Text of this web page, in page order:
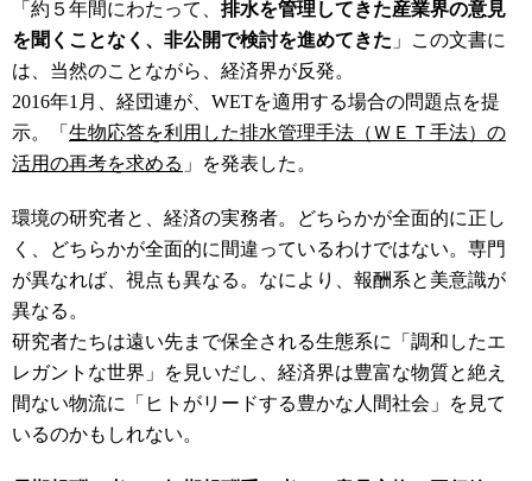
「約５年間にわたって、 排水を管理してきた産業界の意見
を聞くことなく、非公開で検討を進めてきた 」この文書に
は、当然のことながら、経済界が反発。
2016年1月、経団連が、WETを適用する場合の問題点を提
示。「 生物応答を利用した排水管理手法（ＷＥＴ手法）の
活用の再考を求める 」を発表した。
環境の研究者と、経済の実務者。どちらかが全面的に正し
く、どちらかが全面的に間違っているわけではない。専門
が異なれば、視点も異なる。なにより、報酬系と美意識が
異なる。
研究者たちは遠い先まで保全される生態系に「調和したエ
レガントな世界」を見いだし、経済界は豊富な物質と絶え
間ない物流に「ヒトがリードする豊かな人間社会」を見て
いるのかもしれない。